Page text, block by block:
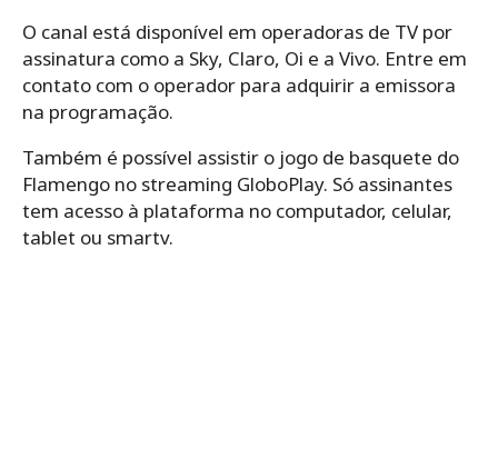
O canal está disponível em operadoras de TV por
assinatura como a Sky, Claro, Oi e a Vivo. Entre em
contato com o operador para adquirir a emissora
na programação.
Também é possível assistir o jogo de basquete do
Flamengo no streaming GloboPlay. Só assinantes
tem acesso à plataforma no computador, celular,
tablet ou smartv.